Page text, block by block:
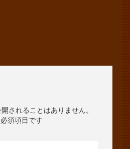
されることはありません。
須項目です